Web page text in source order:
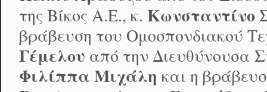
της Βίκος Α.Ε., κ. Κωνσταντίνο
βράβευση του Ομοσπονδιακού
Γέμελου από την Διευθύνουσα
Φιλίππα Μιχάλη και η